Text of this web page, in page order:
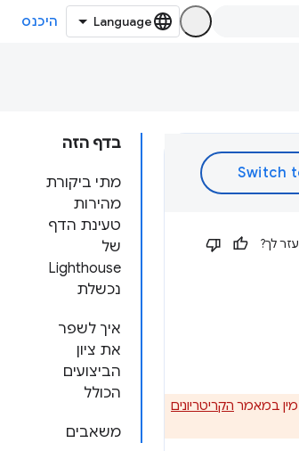
היכנס
בדף הזה
מתי ביקורת
מהירות
טעינת הדף
של
Lighthouse
נכשלת
איך לשפר
את ציון
הביצועים
הכולל
משאבים
לך?
הקריטריונים